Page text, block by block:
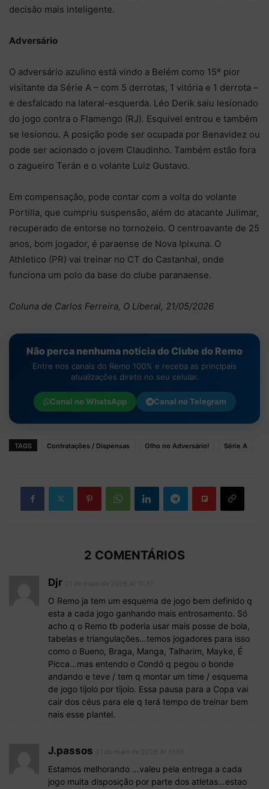
decisão mais inteligente.
Adversário
O adversário azulino está vindo a Belém como 15º pior
visitante da Série A – com 5 derrotas, 1 vitória e 1 derrota –
e desfalcado na lateral-esquerda. Léo Derik saiu lesionado
do jogo contra o Flamengo (RJ). Esquivel entrou e também
se lesionou. A posição pode ser ocupada por Benavidez ou
pode ser acionado o jovem Claudinho. Também estão fora
o zagueiro Terán e o volante Luiz Gustavo.
Em compensação, pode contar com a volta do volante
Portilla, que cumpriu suspensão, além do atacante Julimar,
recuperado de entorse no tornozelo. O centroavante de 25
anos, bom jogador, é paraense de Nova Ipixuna. O
Athletico (PR) vai treinar no CT do Castanhal, onde
funciona um polo da base do clube paranaense.
Coluna de Carlos Ferreira, O Liberal, 21/05/2026
Não perca nenhuma notícia do Clube do Remo
Entre nos canais do Remo 100% e receba as principais
atualizações direto no seu celular.
Canal noWhatsApp Canal noTelegram
TAGS Contratações / Dispensas Olho no Adversário! Série A
2 COMENTÁRIOS
Djr
O Remo ja tem um esquema de jogo bem definido q
esta a cada jogo ganhando mais entrosamento. Só
acho q o Remo tb poderia usar mais posse de bola,
tabelas e triangulações…temos jogadores para isso
como o Bueno, Braga, Manga, Talharim, Mayke, É
Picca…mas entendo o Condó q pegou o bonde
andando e teve / tem q montar um time / esquema
de jogo tijolo por tijolo. Essa pausa para a Copa vai
cair dos céus para ele q terá tempo de treinar bem
nais esse plantel.
J.passos
Estamos melhorando …valeu pela entrega a cada
jogo muita disposição por parte dos atletas…estao